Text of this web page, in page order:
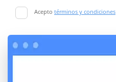
Acepto términos y condiciones